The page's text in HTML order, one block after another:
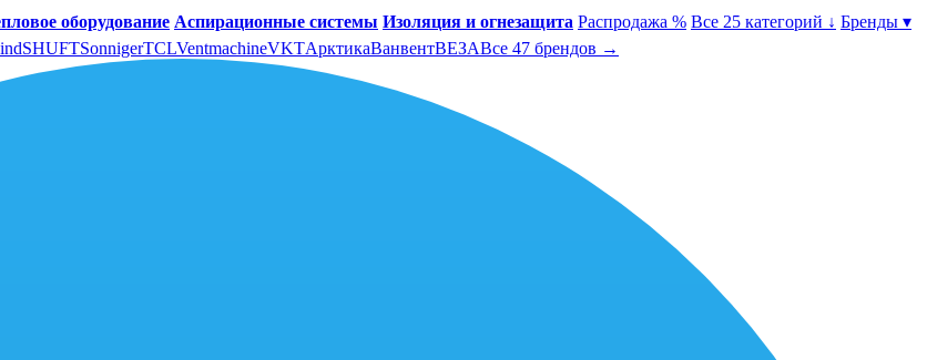
оборудование Аспирационные системы Изоляция и огнезащита Распродажа % Все 25 категорий ↓ Бренды ▾
SHUFTSonnigerTCLVentmachineVKTАрктикаВанвентВЕЗАВсе 47 брендов →